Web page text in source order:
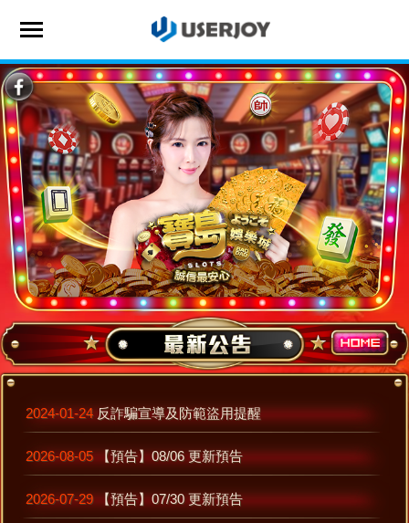
首頁
遊戲專區
儲值商城
VIP專區
最新公告
聯繫客服
會員登入
2024-01-24 反詐騙宣導及防範盜用提醒
2026-08-05 【預告】08/06 更新預告
2026-07-29 【預告】07/30 更新預告